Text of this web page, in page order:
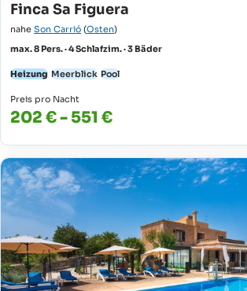
Finca Sa Figuera
nahe Son Carrió (Osten)
max. 8 Pers. · 4 Schlafzim. · 3 Bäder
Heizung Meerblick Pool
Preis pro Nacht
202 € - 551 €